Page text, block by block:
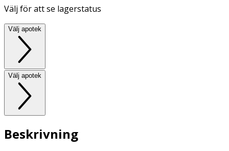
Välj för att se lagerstatus
Välj apotek
Välj apotek
Beskrivning